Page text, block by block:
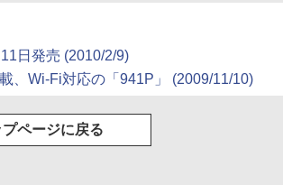
日発売 (2010/2/9)
、Wi-Fi対応の「941P」 (2009/11/10)
プページに戻る